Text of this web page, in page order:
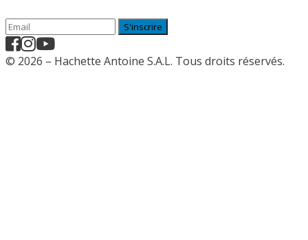
S'inscrire
© 2026 – Hachette Antoine S.A.L. Tous droits réservés.